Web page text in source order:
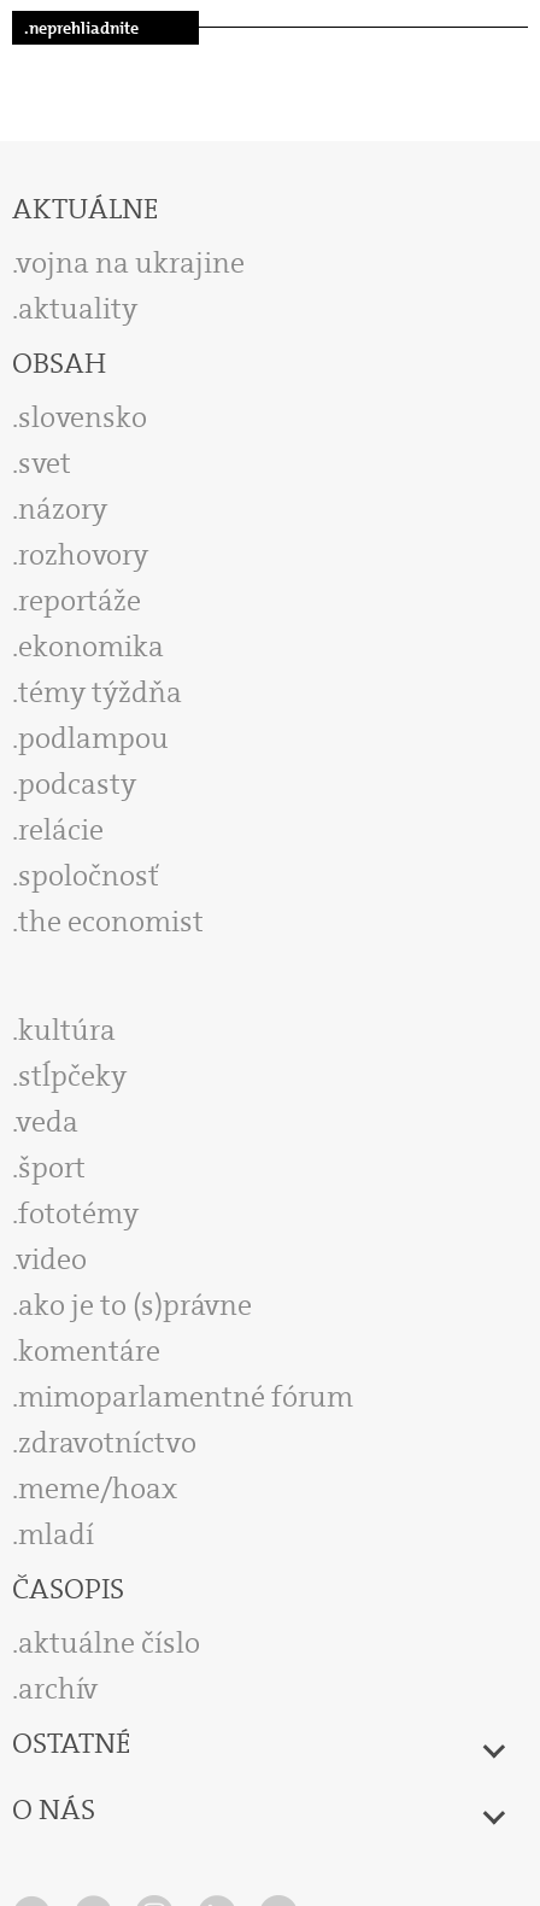
.neprehliadnite
AKTUÁLNE
vojna na ukrajine
aktuality
OBSAH
slovensko
svet
názory
rozhovory
reportáže
ekonomika
témy týždňa
podlampou
podcasty
relácie
spoločnosť
the economist
kultúra
stĺpčeky
veda
šport
fototémy
video
ako je to (s)právne
komentáre
mimoparlamentné fórum
zdravotníctvo
meme/hoax
mladí
ČASOPIS
aktuálne číslo
archív
OSTATNÉ
O NÁS